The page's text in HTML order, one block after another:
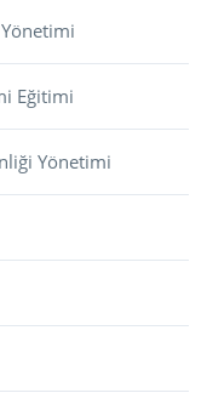
Eğitimi
Yönetimi